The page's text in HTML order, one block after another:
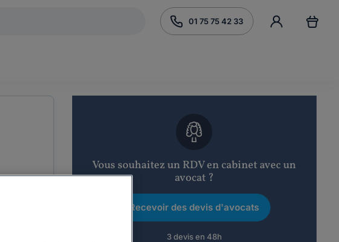
01 75 75 42 33
Vous souhaitez un RDV en cabinet avec un
avocat ?
Recevoir des devis d'avocats
3 devis en 48h